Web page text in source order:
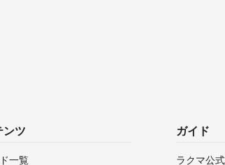
ンツ
一覧
ガイド
ラクマ公